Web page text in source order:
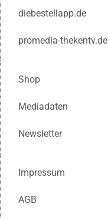
diebestellapp.de
promedia-thekentv.de
Shop
Mediadaten
Newsletter
Impressum
AGB